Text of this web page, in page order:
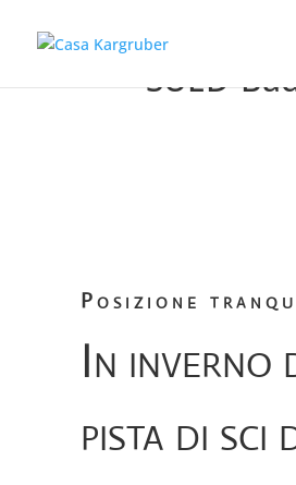
SUED-
Posizione
In inverno
pista di sci